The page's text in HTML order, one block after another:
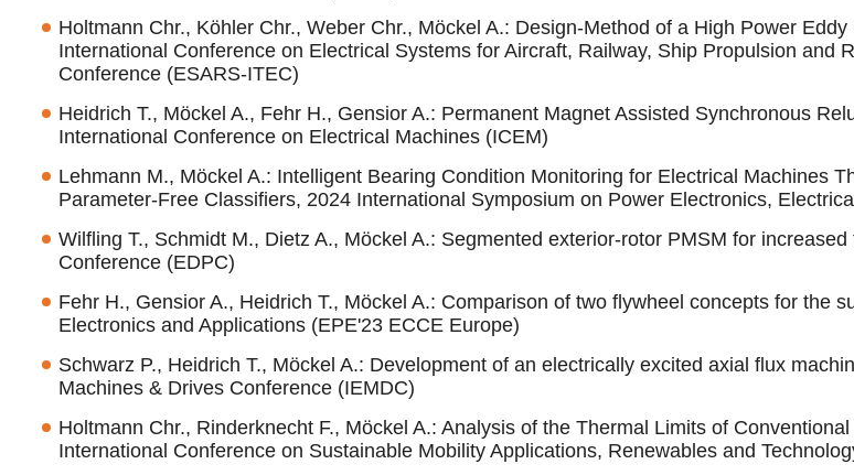
Holtmann Chr., Köhler Chr., Weber Chr., Möckel A.: Design-Method of a High Power
International Conference on Electrical Systems for Aircraft, Railway, Ship Propulsion and
Conference (ESARS-ITEC)
Heidrich T., Möckel A., Fehr H., Gensior A.: Permanent Magnet Assisted Synchronous
International Conference on Electrical Machines (ICEM)
Lehmann M., Möckel A.: Intelligent Bearing Condition Monitoring for Electrical Machines
Parameter-Free Classifiers, 2024 International Symposium on Power Electronics,
Wilfling T., Schmidt M., Dietz A., Möckel A.: Segmented exterior-rotor PMSM for
Conference (EDPC)
Fehr H., Gensior A., Heidrich T., Möckel A.: Comparison of two flywheel concepts for the
Electronics and Applications (EPE'23 ECCE Europe)
Schwarz P., Heidrich T., Möckel A.: Development of an electrically excited axial flux
Machines & Drives Conference (IEMDC)
Holtmann Chr., Rinderknecht F., Möckel A.: Analysis of the Thermal Limits of
International Conference on Sustainable Mobility Applications, Renewables and